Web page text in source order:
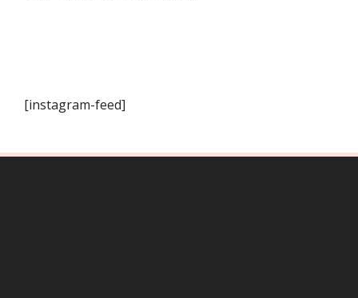
[instagram-feed]